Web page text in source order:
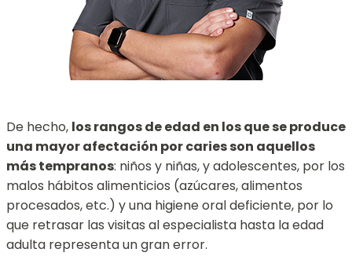
De hecho, los rangos de edad en los que se produce
una mayor afectación por caries son aquellos
más tempranos: niños y niñas, y adolescentes, por los
malos hábitos alimenticios (azúcares, alimentos
procesados, etc.) y una higiene oral deficiente, por lo
que retrasar las visitas al especialista hasta la edad
adulta representa un gran error.